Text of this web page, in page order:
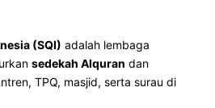
(SQI) adalah lembaga
sedekah Alquran dan
TPQ, masjid, serta surau di